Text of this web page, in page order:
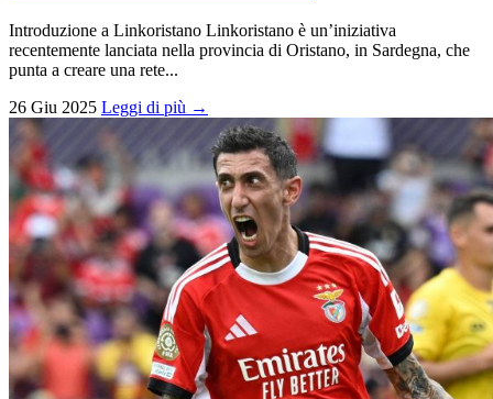
Introduzione a Linkoristano Linkoristano è un’iniziativa
recentemente lanciata nella provincia di Oristano, in Sardegna, che
punta a creare una rete...
26 Giu 2025 Leggi di più →